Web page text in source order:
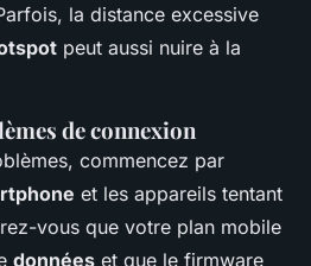
la distance excessive
peut aussi nuire à la
de connexion
commencez par
et les appareils tentant
vous que votre plan mobile
données et que le firmware